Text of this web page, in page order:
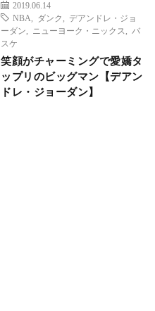
2019.06.14
NBA
ダンク
デアンドレ・ジョ
ーダン
ニューヨーク・ニックス
バ
スケ
笑顔がチャーミングで愛嬌タ
ップリのビッグマン【デアン
ドレ・ジョーダン】